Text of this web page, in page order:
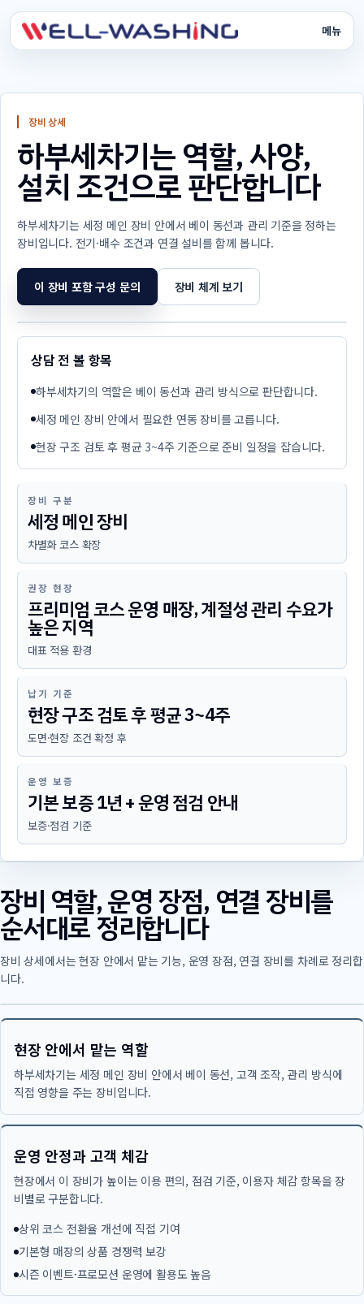
메뉴
장비
운영 시스템
도입 비용
사례 회사
장비 상세
하부세차기는 역할, 사양,
설치 조건으로 판단합니다
하부세차기는 세정 메인 장비 안에서 베이 동선과 관리 기준을 정하는
장비입니다. 전기·배수 조건과 연결 설비를 함께 봅니다.
이 장비 포함 구성 문의 장비 체계 보기
상담 전 볼 항목
하부세차기의 역할은 베이 동선과 관리 방식으로 판단합니다.
세정 메인 장비 안에서 필요한 연동 장비를 고릅니다.
현장 구조 검토 후 평균 3~4주 기준으로 준비 일정을 잡습니다.
장비 구분
세정 메인 장비
차별화 코스 확장
권장 현장
프리미엄 코스 운영 매장, 계절성 관리 수요가
높은 지역
대표 적용 환경
납기 기준
현장 구조 검토 후 평균 3~4주
도면·현장 조건 확정 후
운영 보증
기본 보증 1년 + 운영 점검 안내
보증·점검 기준
장비 역할, 운영 장점, 연결 장비를
순서대로 정리합니다
장비 상세에서는 현장 안에서 맡는 기능, 운영 장점, 연결 장비를 차례로 정리합
니다.
현장 안에서 맡는 역할
하부세차기는 세정 메인 장비 안에서 베이 동선, 고객 조작, 관리 방식에
직접 영향을 주는 장비입니다.
운영 안정과 고객 체감
현장에서 이 장비가 높이는 이용 편의, 점검 기준, 이용자 체감 항목을 장
비별로 구분합니다.
상위 코스 전환율 개선에 직접 기여
기본형 매장의 상품 경쟁력 보강
시즌 이벤트·프로모션 운영에 활용도 높음